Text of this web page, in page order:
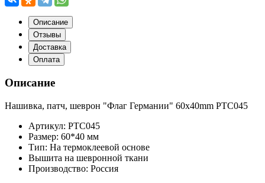
Описание
Отзывы
Доставка
Оплата
Описание
Нашивка, патч, шеврон "Флаг Германии" 60x40mm PTC045
Артикул: PTC045
Размер: 60*40 мм
Тип: На термоклеевой основе
Вышита на шевронной ткани
Производство: Россия